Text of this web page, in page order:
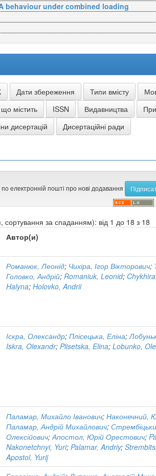
behaviour under combined loading
електронній пошті про нові додавання
сортування за спаданням): від 1 до 18 з 18
Автор(и)
Романюк, Леонід; Чихіра, Ігор Вікторович;
Головко, Андрій; Romaniuk, Leonid;
Halyna;Holovko, Andrii
Іскра, Олександр;Плісецька, Еліна;
Iskra, Olexandr;Plisetska, Elina;Lobunko,
Паламар, Михайло Іванович;Наконечний,
Паламар, Андрій Михайлович;
Олексійович;Апостол, Юрій Орестович;
Nakonetchnyi, Yuri;Palamar, Andriy;
Apostol, Yurij